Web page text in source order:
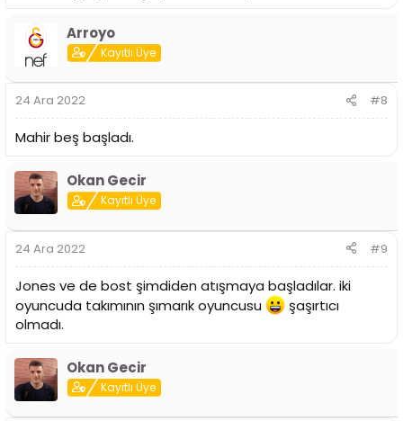
Arroyo
Kayıtlı Üye
24 Ara 2022 #8
Mahir beş başladı.
Okan Gecir
Kayıtlı Üye
24 Ara 2022 #9
Jones ve de bost şimdiden atışmaya başladılar. iki
oyuncuda takımının şımarık oyuncusu
şaşırtıcı
olmadı.
Okan Gecir
Kayıtlı Üye